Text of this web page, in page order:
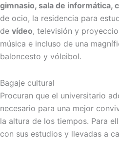
gimnasio, sala de informática,
de ocio, la residencia para
de vídeo, televisión y
música e incluso de una
baloncesto y vóleibol.
Bagaje cultural
Procuran que el universitario
necesario para una mejor
la altura de los tiempos. Para
con sus estudios y llevadas a